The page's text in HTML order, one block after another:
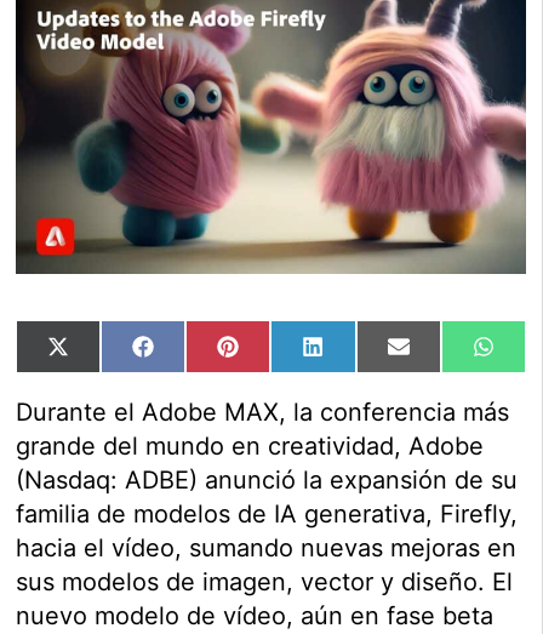
Compartir
en
X
Compartir
en
FacebookCompartir
en
PinterestCompartir
en
LinkedInCompartir
en
Email
en
Durante el Adobe MAX, la conferencia más
grande del mundo en creatividad, Adobe
(Nasdaq: ADBE) anunció la expansión de su
familia de modelos de IA generativa, Firefly,
hacia el vídeo, sumando nuevas mejoras en
sus modelos de imagen, vector y diseño. El
nuevo modelo de vídeo, aún en fase beta